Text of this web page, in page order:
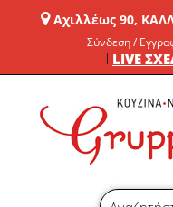
Αχιλλέως 90,
Σύνδεση /
LIVE